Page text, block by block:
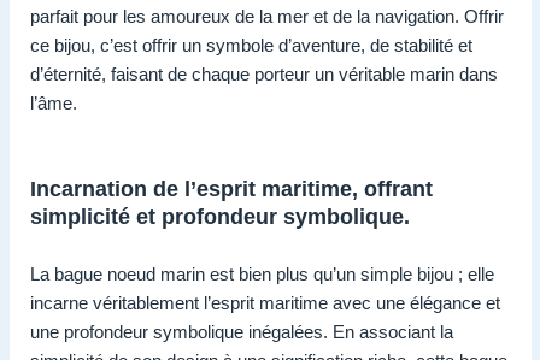
parfait pour les amoureux de la mer et de la navigation. Offrir
ce bijou, c’est offrir un symbole d’aventure, de stabilité et
d’éternité, faisant de chaque porteur un véritable marin dans
l’âme.
Incarnation de l’esprit maritime, offrant
simplicité et profondeur symbolique.
La bague noeud marin est bien plus qu’un simple bijou ; elle
incarne véritablement l’esprit maritime avec une élégance et
une profondeur symbolique inégalées. En associant la